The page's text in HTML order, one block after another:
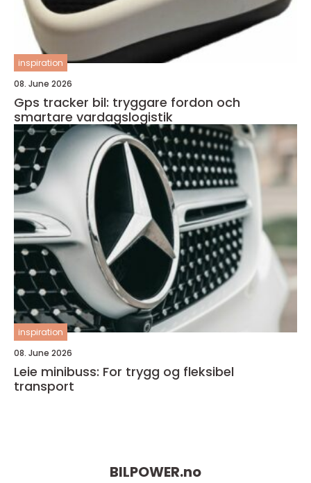
inspiration
08. June 2026
Gps tracker bil: tryggare fordon och
smartare vardagslogistik
inspiration
08. June 2026
Leie minibuss: For trygg og fleksibel
transport
BILPOWER.no